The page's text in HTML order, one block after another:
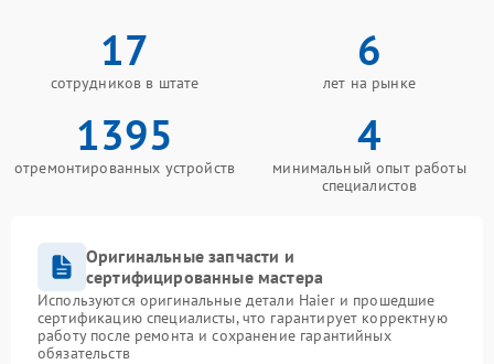
17
сотрудников в штате
6
лет на рынке
1395
отремонтированных устройств
4
минимальный опыт работы
специалистов
Оригинальные запчасти и
сертифицированные мастера
Используются оригинальные детали Haier и прошедшие
сертификацию специалисты, что гарантирует корректную
работу после ремонта и сохранение гарантийных
обязательств